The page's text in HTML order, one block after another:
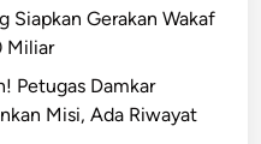
Siapkan Gerakan Wakaf
Miliar
Petugas Damkar
Misi, Ada Riwayat